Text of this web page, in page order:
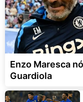
Enzo Maresca
Guardiola